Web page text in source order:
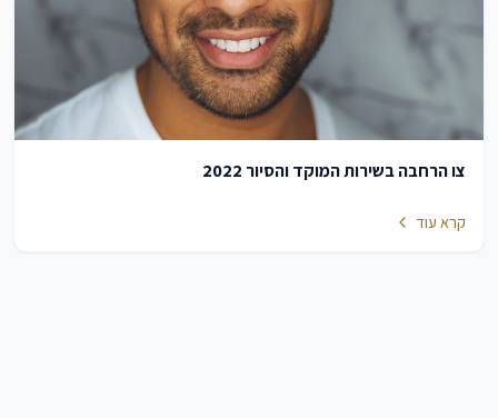
צו הרחבה בשירות המוקד והסיור 2022
קרא עוד